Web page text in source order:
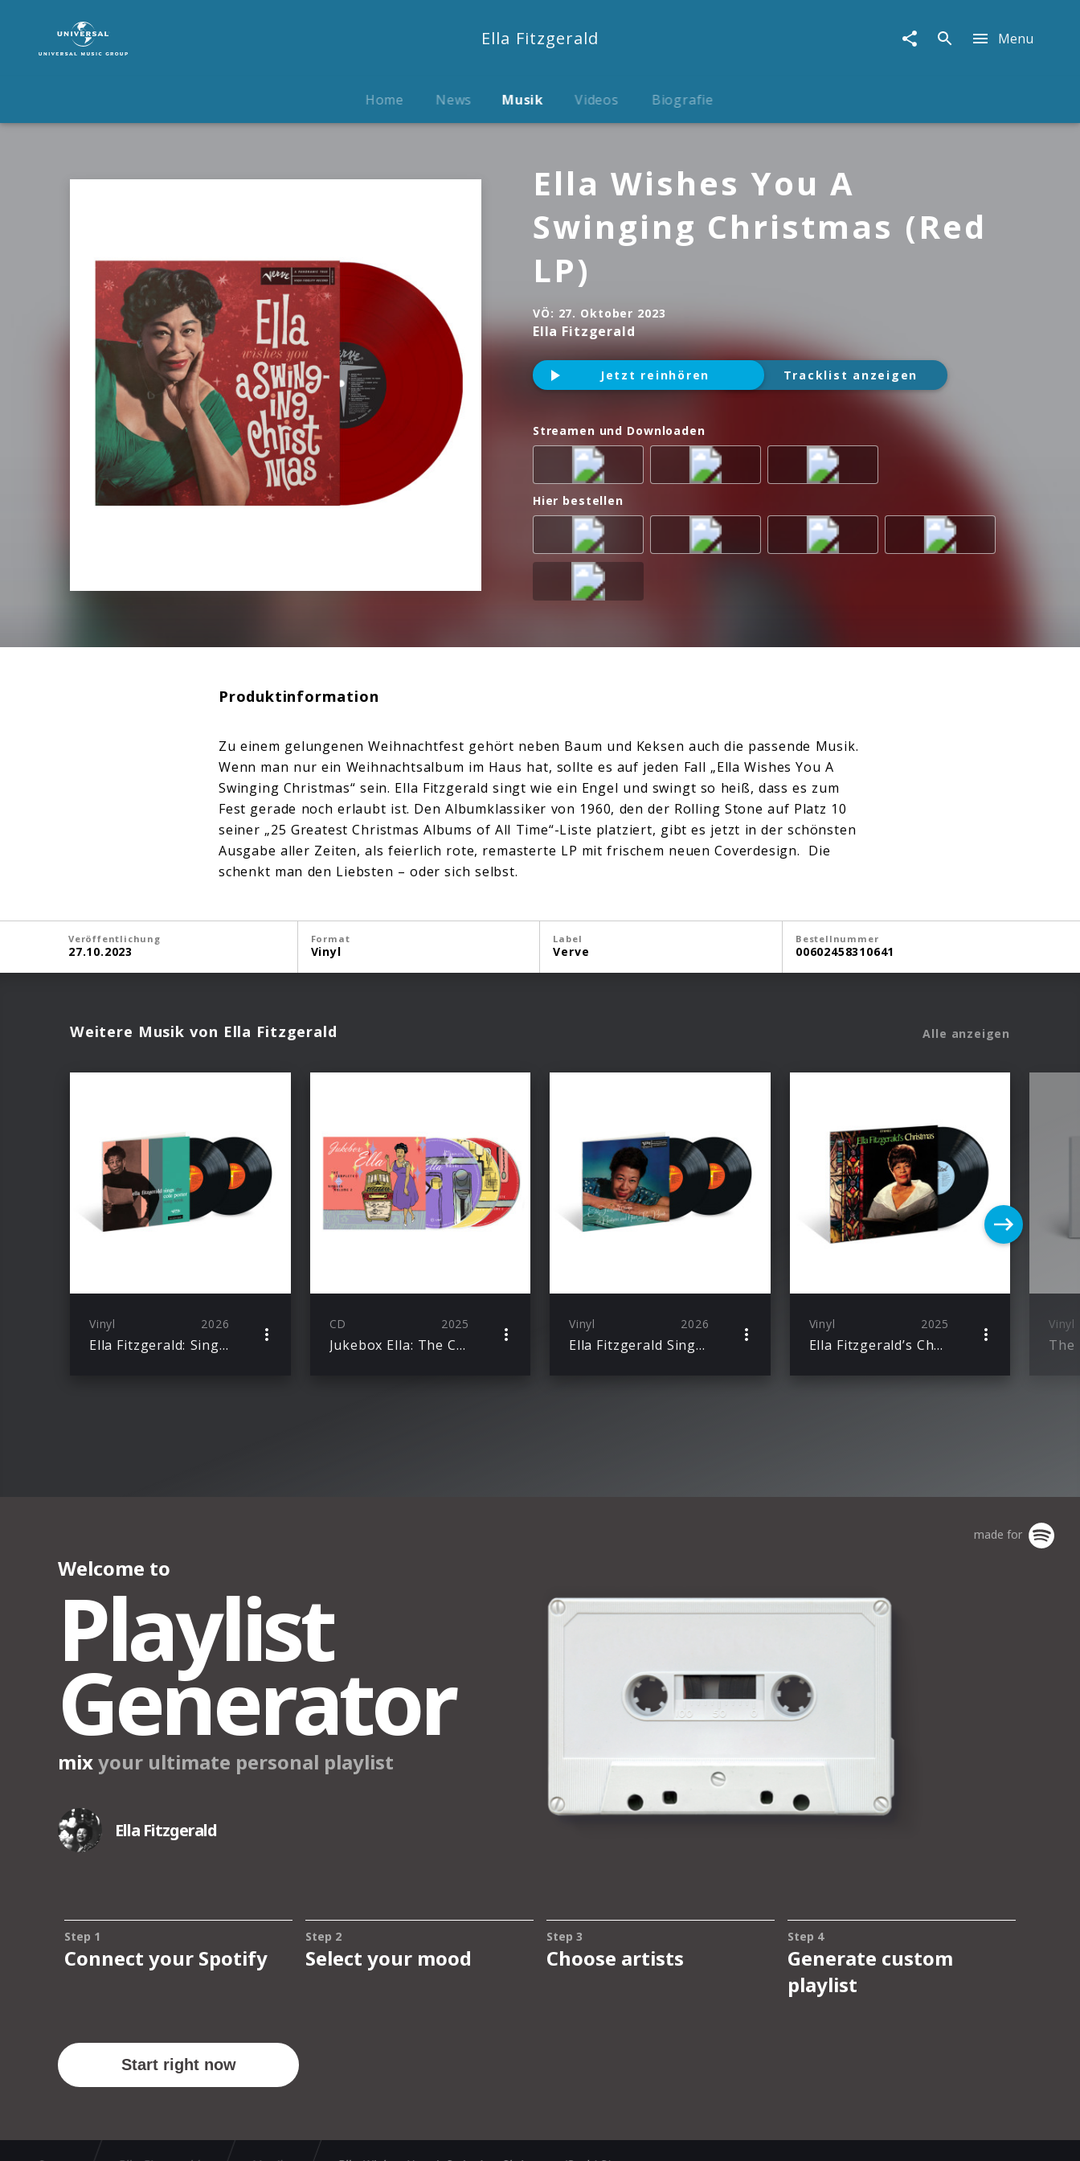
Fitzgerald
Wishes
Ella Fitzgerald Menu
Home News Musik Videos Biografie
Ella Wishes You A
Swinging Christmas (Red
LP)
VÖ: 27. Oktober 2023
Ella Fitzgerald
Jetzt reinhören Tracklist anzeigen
Streamen und Downloaden
Hier bestellen
Produktinformation
Zu einem gelungenen Weihnachtfest gehört neben Baum und Keksen auch die passende Musik.
Wenn man nur ein Weihnachtsalbum im Haus hat, sollte es auf jeden Fall „Ella Wishes You A
Swinging Christmas“ sein. Ella Fitzgerald singt wie ein Engel und swingt so heiß, dass es zum
Fest gerade noch erlaubt ist. Den Albumklassiker von 1960, den der Rolling Stone auf Platz 10
seiner „25 Greatest Christmas Albums of All Time“-Liste platziert, gibt es jetzt in der schönsten
Ausgabe aller Zeiten, als feierlich rote, remasterte LP mit frischem neuen Coverdesign. Die
schenkt man den Liebsten – oder sich selbst.
Veröffentlichung
27.10.2023
Format
Vinyl
Label
Verve
Bestellnummer
00602458310641
Weitere Musik von Ella Fitzgerald Alle anzeigen
Vinyl 2026
Ella Fitzgerald: Sings The Cole Porter Song Book (Acoustic Sounds)
CD 2025
Jukebox Ella: The Complete Verve Singles, Vol. 2 (3-CD-Set)
Vinyl 2026
Ella Fitzgerald Sings The Rodgers And Hart Song Book (Acoustic Sounds)
Vinyl 2025
Ella Fitzgerald’s Christmas (LP)
Vinyl